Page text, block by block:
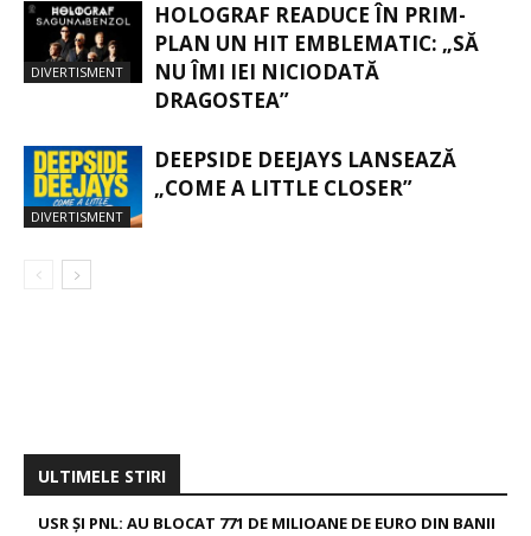
DIVERTISMENT
HOLOGRAF READUCE ÎN PRIM-
PLAN UN HIT EMBLEMATIC: „SĂ
NU ÎMI IEI NICIODATĂ
DRAGOSTEA”
DIVERTISMENT
DEEPSIDE DEEJAYS LANSEAZĂ
„COME A LITTLE CLOSER”
ULTIMELE STIRI
USR ȘI PNL: AU BLOCAT 771 DE MILIOANE DE EURO DIN BANII